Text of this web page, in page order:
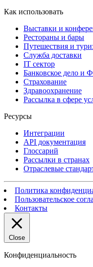
Как использовать
Выставки и
Рестораны и бары
Путешествия и
Служба доставки
IT сектор
Банковское дело и
Страхование
Здравоохранение
Рассылка в сфере
Ресурсы
Интеграции
API документация
Глоссарий
Рассылки в странах
Отраслевые
Политика
Пользовательское
Контакты
Close
Конфиденциальность